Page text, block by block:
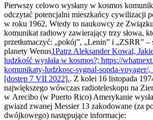
Pierwszy celowo wysłany w kosmos
odczytać potencjalni mieszkańcy cywilizacji
w roku 1962. Wtedy to naukowcy ze
komunikat radiowy zawierający trzy słowa,
przetłumaczyć: „pokój”, „Lenin” i „ZSRR”
planety Wenus1Patrz Aleksander Kowal,
ludzkość wysłała w kosmos?; https://
komunikaty-ludzkosc-sygnal-sonda-voyager/,
[dostęp 7 VII 2022].. Z kolei 16 listopada
największego wówczas radioteleskopu na
w Arecibo (w Puerto Rico) Amerykanie
gwiazd zwanej Messier 13 zakodowane (za
dwójkowego) następujące informacje: